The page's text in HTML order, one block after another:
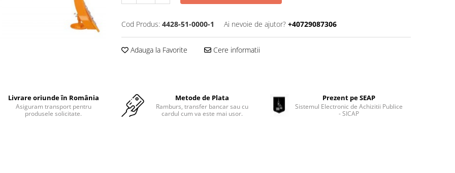
Cod Produs: 4428-51-0000-1 Ai nevoie de ajutor? +40729087306
Adauga la Favorite Cere informatii
Livrare oriunde în România
Asiguram transport pentru
produsele solicitate.
Metode de Plata
Ramburs, transfer bancar sau cu
cardul cum va este mai usor.
Prezent pe SEAP
Sistemul Electronic de Achizitii Publice
- SICAP